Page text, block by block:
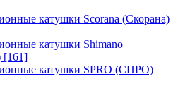
катушки Scorana (Скорана)
катушки Shimano
[161]
катушки SPRO (СПРО)